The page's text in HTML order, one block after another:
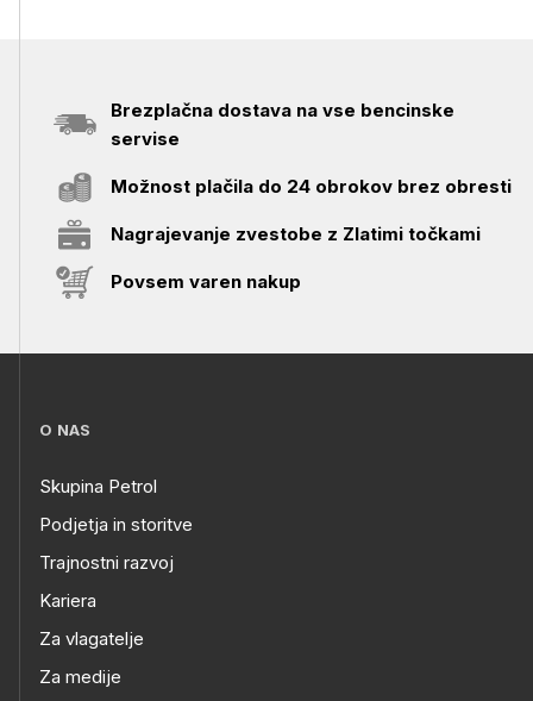
Brezplačna dostava na vse bencinske
servise
Možnost plačila do 24 obrokov brez obresti
Nagrajevanje zvestobe z Zlatimi točkami
Povsem varen nakup
O NAS
Skupina Petrol
Podjetja in storitve
Trajnostni razvoj
Kariera
Za vlagatelje
Za medije